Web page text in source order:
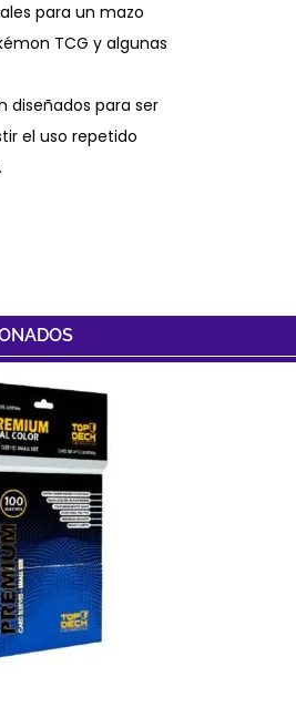
para un mazo
TCG y algunas
diseñados para ser
el uso repetido